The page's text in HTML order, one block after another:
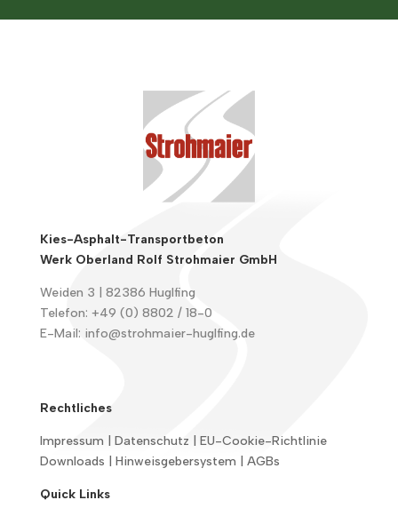
Kies-Asphalt-Transportbeton
Werk Oberland Rolf Strohmaier GmbH
Weiden 3 | 82386 Huglfing
Telefon: +49 (0) 8802 / 18-0
E-Mail: info@strohmaier-huglfing.de
Rechtliches
Impressum Datenschutz
EU-Cookie-Richtlinie
Downloads
Hinweisgebersystem AGBs
Quick Links